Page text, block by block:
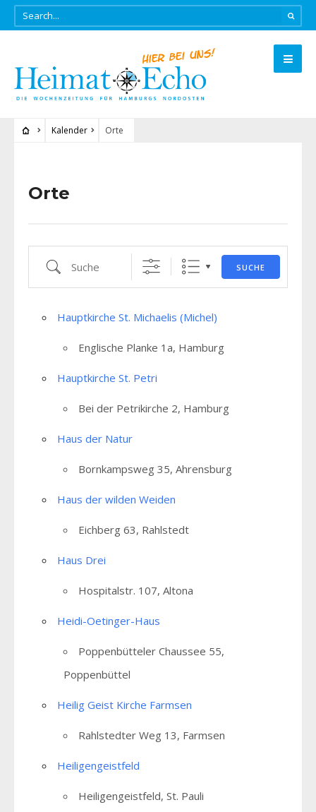
Kalender Orte
Orte
Suche SUCHE
Hauptkirche St. Michaelis (Michel)
Englische Planke 1a, Hamburg
Hauptkirche St. Petri
Bei der Petrikirche 2, Hamburg
Haus der Natur
Bornkampsweg 35, Ahrensburg
Haus der wilden Weiden
Eichberg 63, Rahlstedt
Haus Drei
Hospitalstr. 107, Altona
Heidi-Oetinger-Haus
Poppenbütteler Chaussee 55,
Poppenbüttel
Heilig Geist Kirche Farmsen
Rahlstedter Weg 13, Farmsen
Heiligengeistfeld
Heiligengeistfeld, St. Pauli